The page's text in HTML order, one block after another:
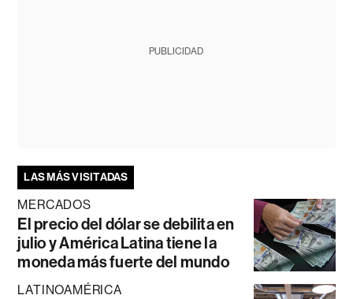
PUBLICIDAD
LAS MÁS VISITADAS
MERCADOS
El precio del dólar se debilita en
julio y América Latina tiene la
moneda más fuerte del mundo
LATINOAMÉRICA